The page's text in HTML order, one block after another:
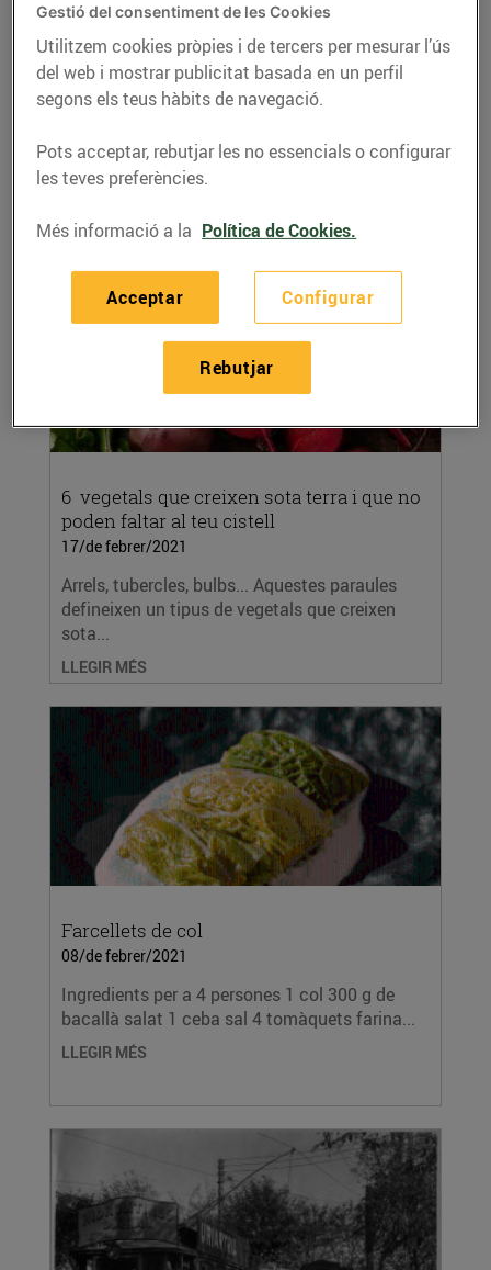
Porros rostits amb sardinetes i vinagreta
19/de febrer/2021
Ingredients per a 4 persones: 12 porros 1 ceba
1/2 pebrot vermell 1/2 carbassó 1...
6 vegetals que creixen sota terra i que no
poden faltar al teu cistell
17/de febrer/2021
Arrels, tubercles, bulbs... Aquestes paraules
defineixen un tipus de vegetals que creixen
sota...
LLEGIR MÉS
Farcellets de col
08/de febrer/2021
Ingredients per a 4 persones 1 col 300 g de
bacallà salat 1 ceba sal 4 tomàquets farina...
LLEGIR MÉS
Gestió del consentiment de les Cookies
Utilitzem cookies pròpies i de tercers per mesurar l’ús
del web i mostrar publicitat basada en un perfil
segons els teus hàbits de navegació.
Pots acceptar, rebutjar les no essencials o configurar
les teves preferències.
Més informació a la Política de Cookies.
Configurar
Rebutjar
Acceptar